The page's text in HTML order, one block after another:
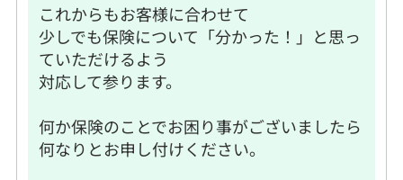
これからもお客様に合わせて
少しでも保険について「分かった！」と思っ
ていただけるよう
対応して参ります。
何か保険のことでお困り事がございましたら
何なりとお申し付けください。